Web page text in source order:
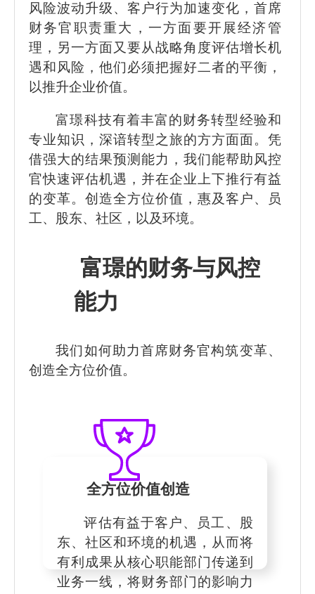
风险波动升级、客户行为加速变化，首席
财务官职责重大，一方面要开展经济管
理，另一方面又要从战略角度评估增长机
遇和风险，他们必须把握好二者的平衡，
以推升企业价值。
富璟科技有着丰富的财务转型经验和
专业知识，深谙转型之旅的方方面面。凭
借强大的结果预测能力，我们能帮助风控
官快速评估机遇，并在企业上下推行有益
的变革。创造全方位价值，惠及客户、员
工、股东、社区，以及环境。
富璟的财务与风控
能力
我们如何助力首席财务官构筑变革、
创造全方位价值。
全方位价值创造
评估有益于客户、员工、股
东、社区和环境的机遇，从而将
有利成果从核心职能部门传递到
业务一线，将财务部门的影响力